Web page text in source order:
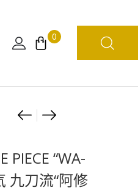
0
Product
海
王
咭
牌
[日
海
賊
王
“WA-
九刀流“阿修